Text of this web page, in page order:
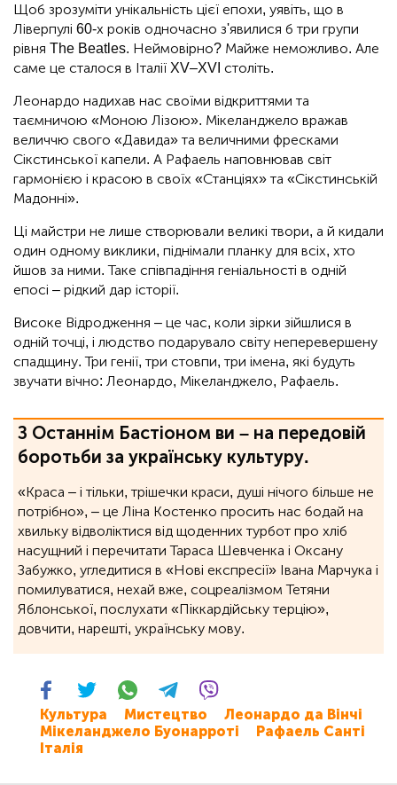
Щоб зрозуміти унікальність цієї епохи, уявіть, що в
Ліверпулі 60-х років одночасно з'явилися б три групи
рівня The Beatles. Неймовірно? Майже неможливо. Але
саме це сталося в Італії XV–XVI століть.
Леонардо надихав нас своїми відкриттями та
таємничою «Моною Лізою». Мікеланджело вражав
величчю свого «Давида» та величними фресками
Сікстинської капели. А Рафаель наповнював світ
гармонією і красою в своїх «Станціях» та «Сікстинській
Мадонні».
Ці майстри не лише створювали великі твори, а й кидали
один одному виклики, піднімали планку для всіх, хто
йшов за ними. Таке співпадіння геніальності в одній
епосі – рідкий дар історії.
Високе Відродження – це час, коли зірки зійшлися в
одній точці, і людство подарувало світу неперевершену
спадщину. Три генії, три стовпи, три імена, які будуть
звучати вічно: Леонардо, Мікеланджело, Рафаель.
З Останнім Бастіоном ви – на передовій
боротьби за українську культуру.
«Краса – і тільки, трішечки краси, душі нічого більше не
потрібно», ‒ це Ліна Костенко просить нас бодай на
хвильку відволіктися від щоденних турбот про хліб
насущний і перечитати Тараса Шевченка і Оксану
Забужко, угледитися в «Нові експресії» Івана Марчука і
помилуватися, нехай вже, соцреалізмом Тетяни
Яблонської, послухати «Піккардійську терцію»,
довчити, нарешті, українську мову.
Культура Мистецтво
Леонардо да Вінчі
Мікеланджело Буонарроті
Рафаель Санті
Італія